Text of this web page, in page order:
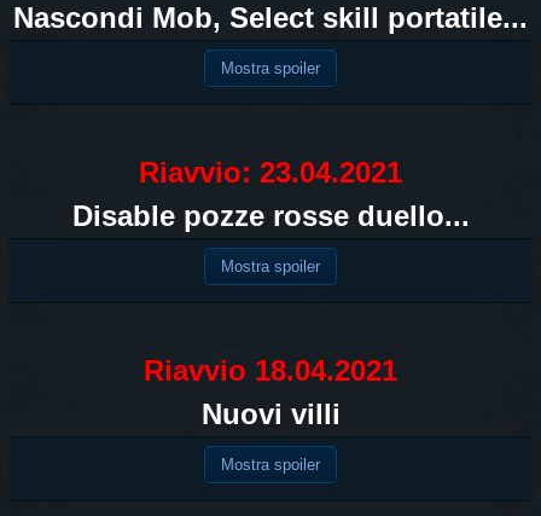
Nascondi Mob, Select skill portatile...
Mostra spoiler
Riavvio: 23.04.2021
Disable pozze rosse duello...
Mostra spoiler
Riavvio 18.04.2021
Nuovi villi
Mostra spoiler